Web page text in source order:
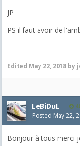
JP
PS il faut avoir de
Edited May 22, 2018 by
LeBiDuL
Posted May 22,
Bonjour à tous merci